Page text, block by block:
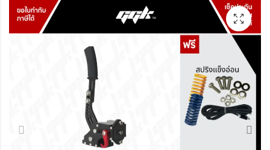
TH8A Thrustmaster
น็อต สกรู ปลดไว
เปลี่ยน Sequential
อย่างรวดเร็ว
199.00
handbrake Analog
ใช้กับชุดจอยพวงมาลัย
ได้ทุกรุ่น! รวมขายึดโต๊ะ
G29 T300 เบรคมือ
USB
1,790.00